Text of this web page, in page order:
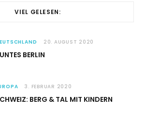
VIEL GELESEN:
20. AUGUST 2020
BERLIN
3. FEBRUAR 2020
BERG & TAL MIT KINDERN